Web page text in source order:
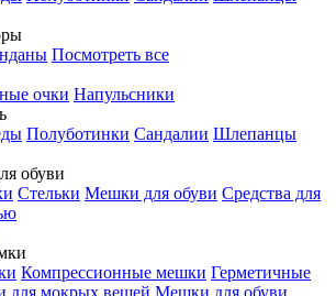
Посмотреть все
очки Напульсники
Полуботинки Сандалии Шлепанцы
обуви
Стельки Мешки для обуви Средства для
Компрессионные мешки Герметичные